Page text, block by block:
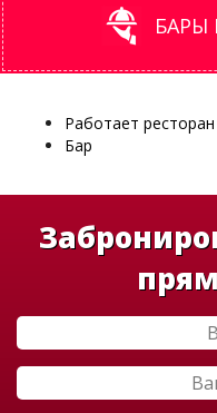
БАРЫ
Работает
Бар